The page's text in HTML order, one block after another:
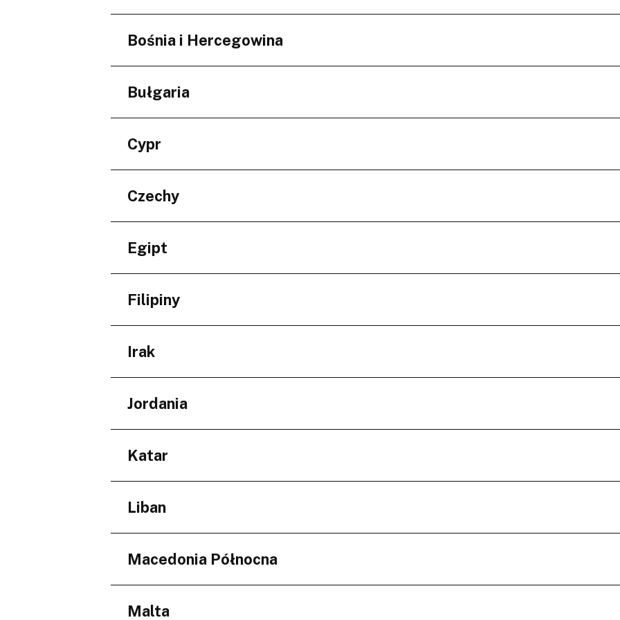
Niederösterreich
Regiony
Minskaja voblasć
Bośnia i Hercegowina
Regiony
Federacija Bosne i Hercegovine Republika Srpska
Bułgaria
Regiony
Burgas Plovdiv
Sofia
Varna
Cypr
Regiony
Larnaka Lefkosia
Czechy
Regiony
Jihomoravský kraj
Egipt
Regiony
Giza Governorate Kair
Filipiny
Regiony
Central Visayas Davao Region Metro
Irak
Regiony
Baghdad Governorate Erbil Governorate
Jordania
Regiony
Amman Governorate Irbid Governorate
Katar
Regiony
بلدية الريان
Liban
Regiony
Jabal Lubnan
Macedonia Północna
Regiony
Malta